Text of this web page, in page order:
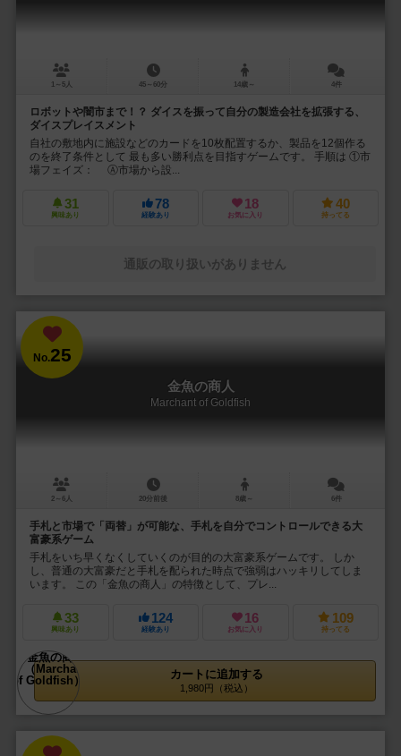
1～5人 45～60分 14歳～ 4件
ロボットや闇市まで！？ ダイスを振って自分の製造会社を拡張する、
ダイスプレイスメント
自社の敷地内に施設などのカードを10枚配置するか、製品を12個作る
のを終了条件として 最も多い勝利点を目指すゲームです。 手順は ①市
場フェイズ： Ⓐ市場から設...
31
興味あり
78
経験あり
18
お気に入り
40
持ってる
通販の取り扱いがありません
No.25
金魚の商人
Marchant of Goldfish
2～6人 20分前後 8歳～ 6件
手札と市場で「両替」が可能な、手札を自分でコントロールできる大
富豪系ゲーム
手札をいち早くなくしていくのが目的の大富豪系ゲームです。 しか
し、普通の大富豪だと手札を配られた時点で強弱はハッキリしてしま
います。 この「金魚の商人」の特徴として、プレ...
33
興味あり
124
経験あり
16
お気に入り
109
持ってる
カートに追加する
1,980円（税込）